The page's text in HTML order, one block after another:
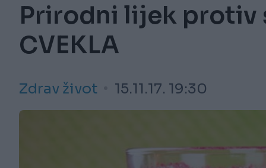
Prirodni lijek protiv
CVEKLA
Zdrav život 15.11.17. 19:30